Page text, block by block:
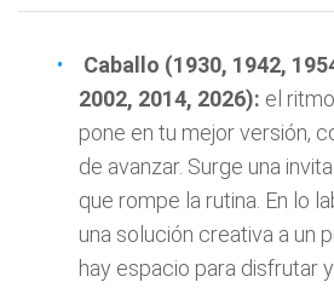
Caballo (1930, 1942,
2002, 2014, 2026): el
pone en tu mejor versión,
de avanzar. Surge una
que rompe la rutina. En lo
una solución creativa a un
hay espacio para disfrutar